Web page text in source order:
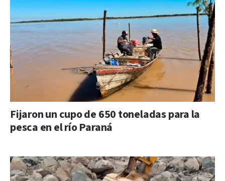
Fijaron un cupo de 650 toneladas para la
pesca en el río Paraná